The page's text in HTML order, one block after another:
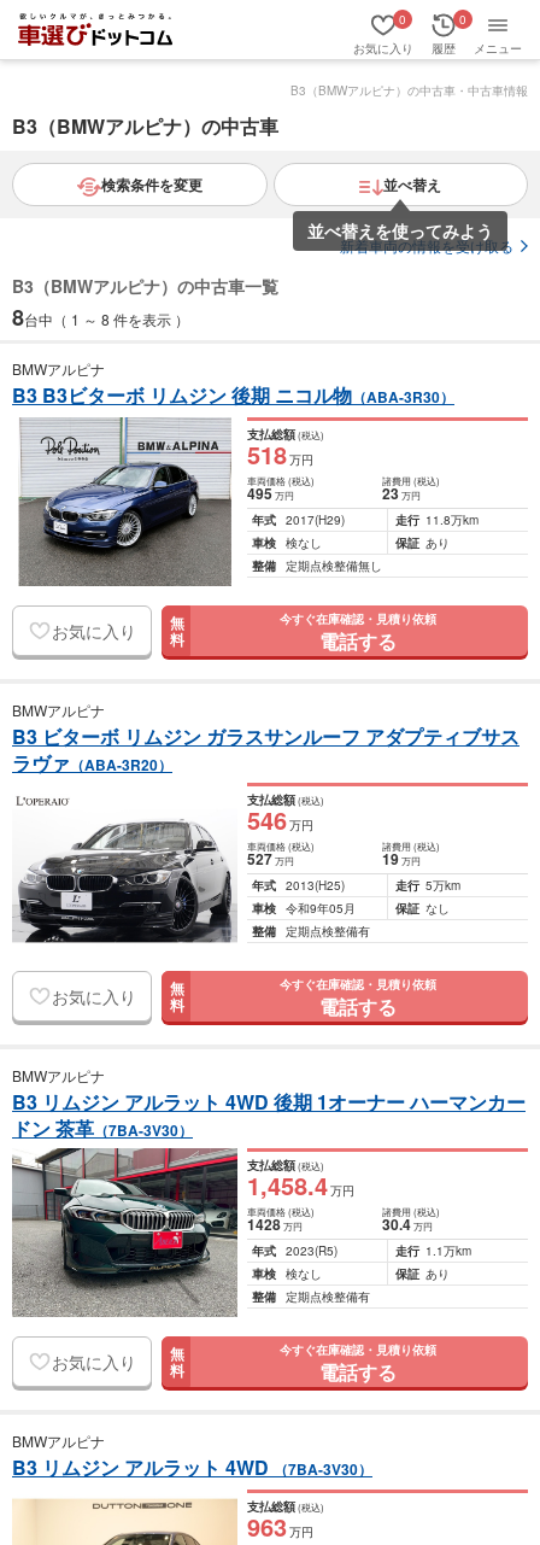
お気に入り
0
履歴
0
メニュー
B3（BMWアルピナ）の中古車・中古車情報
B3（BMWアルピナ）の中古車
検索条件を変更 並べ替え
並べ替えを使ってみよう
新着車両の情報を受け取る
B3（BMWアルピナ）の中古車一覧
8台中（ 1 ～ 8 件を表示 ）
BMWアルピナ
B3 B3ビターボ リムジン 後期 ニコル物 （ABA-3R30）
支払総額(税込)
518万円
車両価格(税込)
495万円
諸費用 (税込)
23 万円
年式 2017(H29) 走行 11.8万km
車検 検なし 保証 あり
整備 定期点検整備無し
お気に入り 無
料
今すぐ在庫確認・見積り依頼
電話する
BMWアルピナ
B3 ビターボ リムジン ガラスサンルーフ アダプティブサス
ラヴァ （ABA-3R20）
支払総額(税込)
546万円
車両価格(税込)
527万円
諸費用 (税込)
19 万円
年式 2013(H25) 走行 5万km
車検 令和9年05月 保証 なし
整備 定期点検整備有
お気に入り 無
料
今すぐ在庫確認・見積り依頼
電話する
BMWアルピナ
B3 リムジン アルラット 4WD 後期 1オーナー ハーマンカー
ドン 茶革 （7BA-3V30）
支払総額(税込)
1,458.4万円
車両価格(税込)
1428万円
諸費用 (税込)
30.4 万円
年式 2023(R5) 走行 1.1万km
車検 検なし 保証 あり
整備 定期点検整備有
お気に入り 無
料
今すぐ在庫確認・見積り依頼
電話する
BMWアルピナ
B3 リムジン アルラット 4WD （7BA-3V30）
支払総額(税込)
963万円